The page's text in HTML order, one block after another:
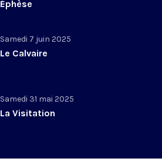
Éphèse
Samedi 7 juin 2025
Le Calvaire
Samedi 31 mai 2025
La Visitation